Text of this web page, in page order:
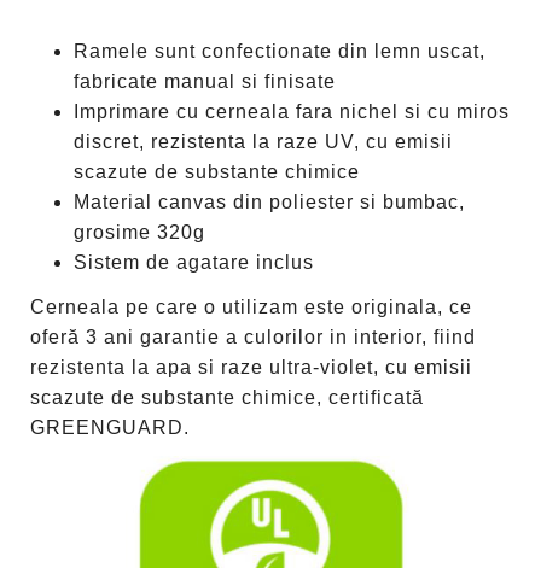
Ramele sunt confectionate din lemn uscat,
fabricate manual si finisate
Imprimare cu cerneala fara nichel si cu miros
discret, rezistenta la raze UV, cu emisii
scazute de substante chimice
Material canvas din poliester si bumbac,
grosime 320g
Sistem de agatare inclus
Cerneala pe care o utilizam este originala, ce
oferă 3 ani garantie a culorilor in interior, fiind
rezistenta la apa si raze ultra-violet, cu emisii
scazute de substante chimice, certificată
GREENGUARD.